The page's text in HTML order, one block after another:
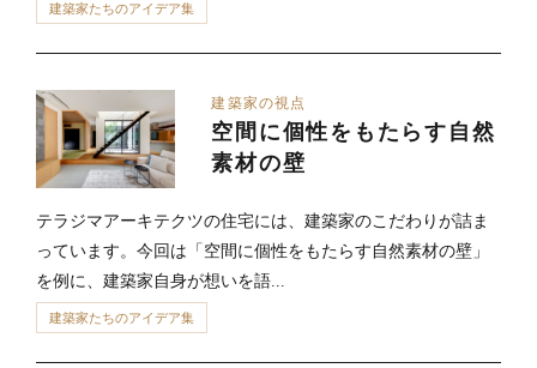
建築家たちのアイデア集
建築家の視点
空間に個性をもたらす自然
素材の壁
テラジマアーキテクツの住宅には、建築家のこだわりが詰ま
っています。今回は「空間に個性をもたらす自然素材の壁」
を例に、建築家自身が想いを語...
建築家たちのアイデア集